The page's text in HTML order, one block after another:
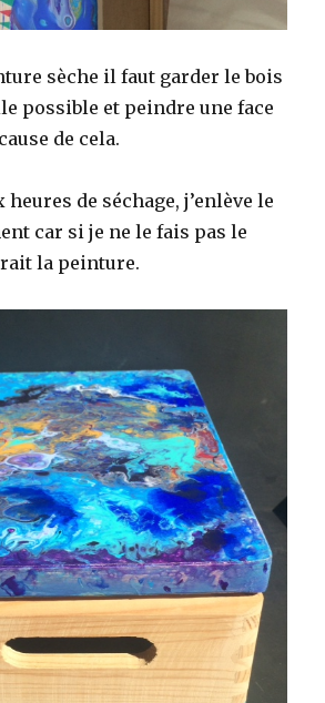
sèche il faut garder le bois
possible et peindre une face
de cela.
heures de séchage, j’enlève le
car si je ne le fais pas le
la peinture.